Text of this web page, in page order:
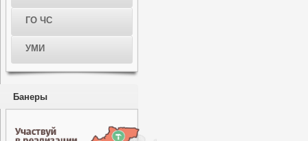
ГО ЧС
УМИ
Банеры